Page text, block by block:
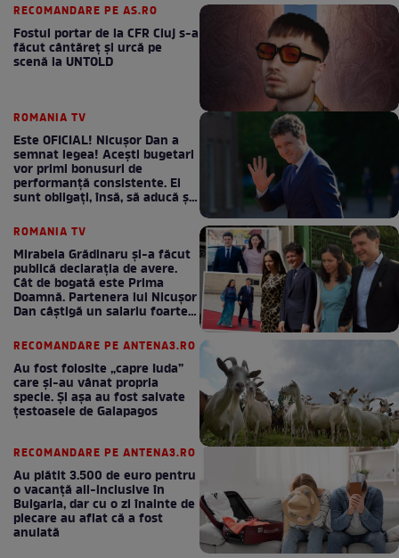
RECOMANDARE PE AS.RO
Fostul portar de la CFR Cluj s-a
făcut cântăreţ şi urcă pe
scenă la UNTOLD
ROMANIA TV
Este OFICIAL! Nicușor Dan a
semnat legea! Acești bugetari
vor primi bonusuri de
performanță consistente. Ei
sunt obligați, însă, să aducă și
ROMANIA TV
Mirabela Grădinaru și-a făcut
publică declarația de avere.
Cât de bogată este Prima
Doamnă. Partenera lui Nicușor
Dan câștigă un salariu foarte
RECOMANDARE PE ANTENA3.RO
Au fost folosite „capre Iuda”
care și-au vânat propria
specie. Și așa au fost salvate
țestoasele de Galapagos
RECOMANDARE PE ANTENA3.RO
Au plătit 3.500 de euro pentru
o vacanță all-inclusive în
Bulgaria, dar cu o zi înainte de
plecare au aflat că a fost
anulată